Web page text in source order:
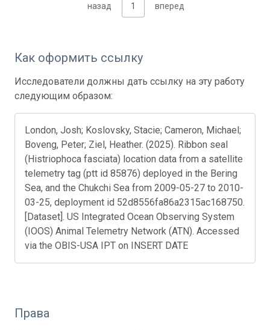
назад 1 вперед
Как оформить ссылку
Исследователи должны дать ссылку на эту работу
следующим образом:
London, Josh; Koslovsky, Stacie; Cameron, Michael;
Boveng, Peter; Ziel, Heather. (2025). Ribbon seal
(Histriophoca fasciata) location data from a satellite
telemetry tag (ptt id 85876) deployed in the Bering
Sea, and the Chukchi Sea from 2009-05-27 to 2010-
03-25, deployment id 52d8556fa86a2315ac168750.
[Dataset]. US Integrated Ocean Observing System
(IOOS) Animal Telemetry Network (ATN). Accessed
via the OBIS-USA IPT on INSERT DATE
Права